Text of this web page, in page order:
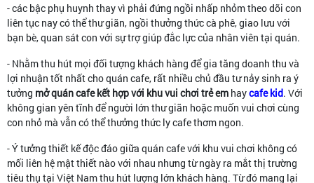
- các bậc phụ huynh thay vì phải đứng ngồi nhấp nhỏm theo dõi con
liên tục nay có thể thư giãn, ngồi thưởng thức cà phê, giao lưu với
bạn bè, quan sát con với sự trợ giúp đắc lực của nhân viên tại quán.
- Nhằm thu hút mọi đối tượng khách hàng để gia tăng doanh thu và
lợi nhuận tốt nhất cho quán cafe, rất nhiều chủ đầu tư nảy sinh ra ý
tưởng mở quán cafe kết hợp với khu vui chơi trẻ em haycafe kid. Với
không gian yên tĩnh để người lớn thư giãn hoặc muốn vui chơi cùng
con nhỏ mà vẫn có thể thưởng thức ly cafe thơm ngon.
- Ý tưởng thiết kế độc đáo giữa quán cafe với khu vui chơi không có
mối liên hệ mật thiết nào với nhau nhưng từ ngày ra mắt thị trường
tiêu thụ tại Việt Nam thu hút lượng lớn khách hàng. Từ đó mang lại